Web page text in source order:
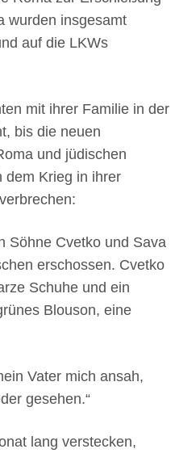
wurden insgesamt
auf die LKWs
mit ihrer Familie in der
bis die neuen
und jüdischen
dem Krieg in ihrer
Söhne Cvetko und Sava
erschossen. Cvetko
Schuhe und ein
Blouson, eine
Vater mich ansah,
gesehen.“
lang verstecken,